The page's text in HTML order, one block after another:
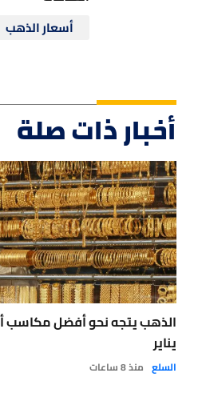
أسعار الذهب
أخبار ذات صلة
الذهب يتجه نحو أفضل مكاسب
يناير
السلع منذ 8 ساعات